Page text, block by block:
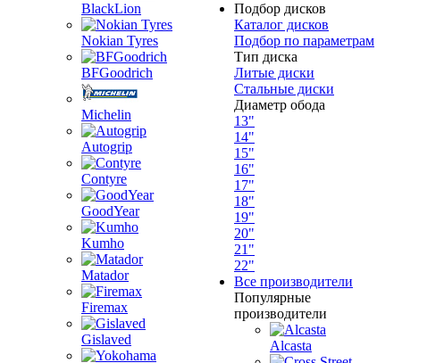
BlackLion
Nokian Tyres
BFGoodrich
Michelin
Autogrip
Contyre
GoodYear
Kumho
Matador
Firemax
Gislaved
Подбор дисков
Каталог дисков
Подбор по параметрам
Тип диска
Литые диски
Стальные диски
Диаметр обода
13"
14"
15"
16"
17"
18"
19"
20"
21"
22"
Все производители
Популярные
производители
Alcasta